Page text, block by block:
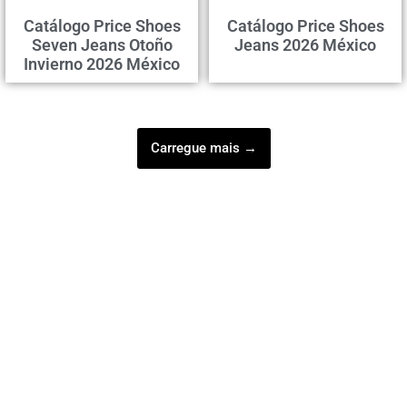
Catálogo Price Shoes
Seven Jeans Otoño
Invierno 2026 México
Catálogo Price Shoes
Jeans 2026 México
Carregue mais →